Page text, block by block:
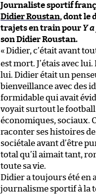
Journaliste sportif
Didier Roustan, dont le
trajets en train pour Y
son Didier Roustan.
«Didier, c’était avant
est mort. J’étais avec
lui. Didier était un
bienveillance avec des
formidable qui avait
voyait surtout le football
économiques, sociaux.
raconter ses histoires
sociétale avant d’être
total qu’il aimait tant,
toute sa vie.
Didier a toujours été en
journalisme sportif à la